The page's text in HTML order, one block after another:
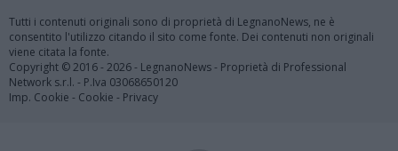
Tutti i contenuti originali sono di proprietà di LegnanoNews, ne è
consentito l'utilizzo citando il sito come fonte. Dei contenuti non originali
viene citata la fonte.
Copyright © 2016 - 2026 - LegnanoNews - Proprietà di Professional
Network s.r.l. - P.Iva 03068650120
Imp. Cookie - Cookie - Privacy